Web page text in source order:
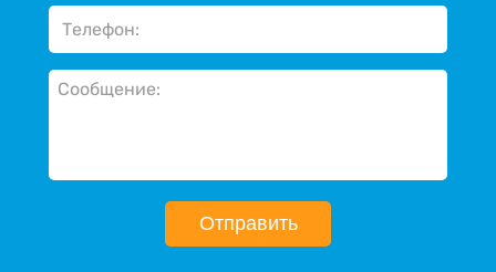
Отправить